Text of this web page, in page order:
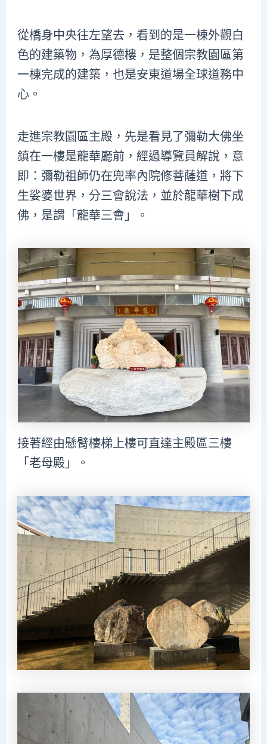
從橋身中央往左望去，看到的是一棟外觀白
色的建築物，為厚德樓，是整個宗教園區第
一棟完成的建築，也是安東道場全球道務中
心。
走進宗教園區主殿，先是看見了彌勒大佛坐
鎮在一樓是龍華廳前，經過導覽員解說，意
即：彌勒祖師仍在兜率內院修菩薩道，將下
生娑婆世界，分三會說法，並於龍華樹下成
佛，是謂「龍華三會」。
接著經由懸臂樓梯上樓可直達主殿區三樓
「老母殿」。